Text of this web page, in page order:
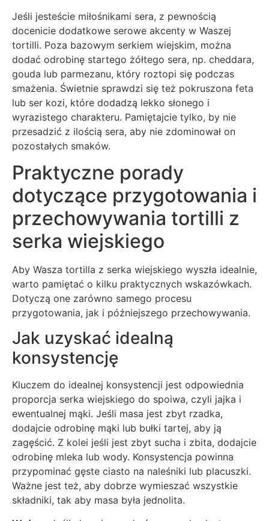
Jeśli jesteście miłośnikami sera, z pewnością
docenicie dodatkowe serowe akcenty w Waszej
tortilli. Poza bazowym serkiem wiejskim, można
dodać odrobinę startego żółtego sera, np. cheddara,
gouda lub parmezanu, który roztopi się podczas
smażenia. Świetnie sprawdzi się też pokruszona feta
lub ser kozi, które dodadzą lekko słonego i
wyrazistego charakteru. Pamiętajcie tylko, by nie
przesadzić z ilością sera, aby nie zdominował on
pozostałych smaków.
Praktyczne porady
dotyczące przygotowania i
przechowywania tortilli z
serka wiejskiego
Aby Wasza tortilla z serka wiejskiego wyszła idealnie,
warto pamiętać o kilku praktycznych wskazówkach.
Dotyczą one zarówno samego procesu
przygotowania, jak i późniejszego przechowywania.
Jak uzyskać idealną
konsystencję
Kluczem do idealnej konsystencji jest odpowiednia
proporcja serka wiejskiego do spoiwa, czyli jajka i
ewentualnej mąki. Jeśli masa jest zbyt rzadka,
dodajcie odrobinę mąki lub bułki tartej, aby ją
zagęścić. Z kolei jeśli jest zbyt sucha i zbita, dodajcie
odrobinę mleka lub wody. Konsystencja powinna
przypominać gęste ciasto na naleśniki lub placuszki.
Ważne jest też, aby dobrze wymieszać wszystkie
składniki, tak aby masa była jednolita.